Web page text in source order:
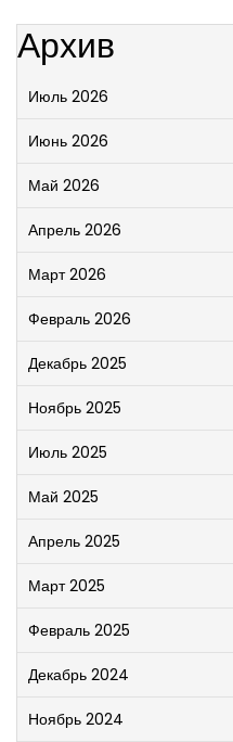
Архив
Июль 2026
Июнь 2026
Май 2026
Апрель 2026
Март 2026
Февраль 2026
Декабрь 2025
Ноябрь 2025
Июль 2025
Май 2025
Апрель 2025
Март 2025
Февраль 2025
Декабрь 2024
Ноябрь 2024